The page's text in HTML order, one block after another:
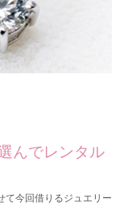
んでレンタル
て今回借りるジュエリー